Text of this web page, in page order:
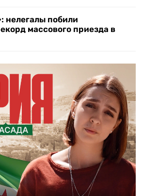
нелегалы побили
массового приезда в